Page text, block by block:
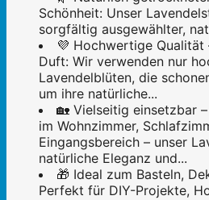
Schönheit: Unser
sorgfältig ausgewählter,
💜 Hochwertige Qualität
Duft: Wir verwenden nur
Lavendelblüten, die
um ihre natürliche...
🏡 Vielseitig einsetzbar
im Wohnzimmer,
Eingangsbereich – unser
natürliche Eleganz und...
🎁 Ideal zum Basteln,
Perfekt für DIY-Projekte,